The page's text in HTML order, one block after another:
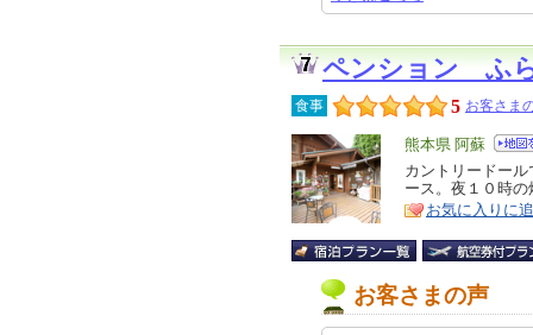
ペンション ふ
食事 5 お客さま
エ
リ
ア
熊本県 阿蘇
特
徴
カントリードー
ース。夜１０時
お気に入りに
お客さまの声